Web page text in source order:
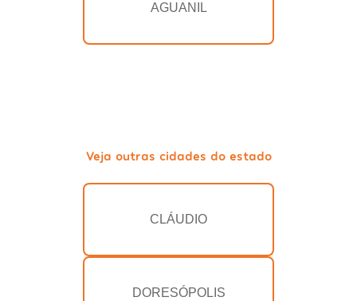
AGUANIL
Veja outras cidades do estado
CLÁUDIO
DORESÓPOLIS